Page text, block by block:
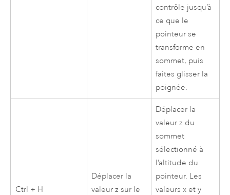
contrôle jusqu’à
ce que le
pointeur se
transforme en
sommet, puis
faites glisser la
poignée.
Ctrl + H
Déplacer la
valeur z sur le
Déplacer la
valeur z du
sommet
sélectionné à
l’altitude du
pointeur. Les
valeurs x et y